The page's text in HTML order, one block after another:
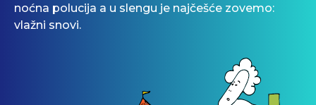
noćna polucija a u slengu je najčešće zovemo:
vlažni snovi.